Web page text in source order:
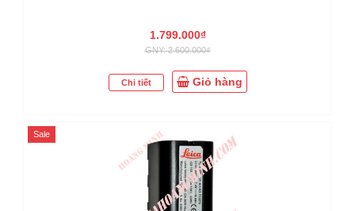
1.799.000₫
GNY: 2.600.000₫
Chi tiết Giỏ hàng
Sale